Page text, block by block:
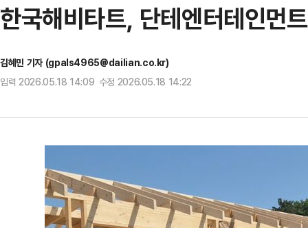
한국해비타트, 단테엔터테인먼
김혜민 기자 (gpals4965@dailian.co.kr)
입력 2026.05.18 14:09 수정 2026.05.18 14:22